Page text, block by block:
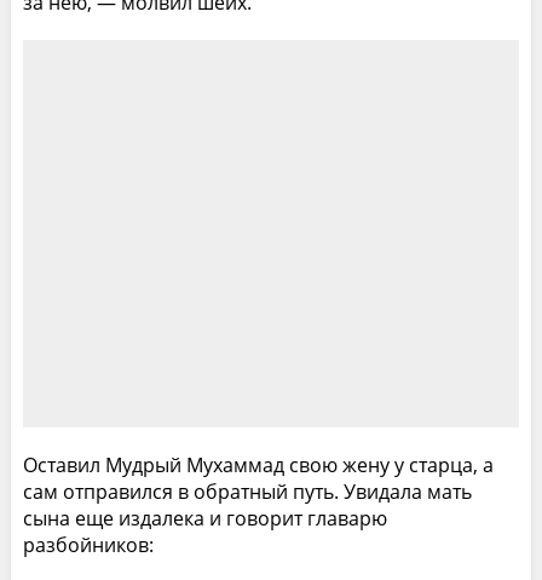
Оставил Мудрый Мухаммад свою жену у старца, а
сам отправился в обратный путь. Увидала мать
сына еще издалека и говорит главарю
разбойников: